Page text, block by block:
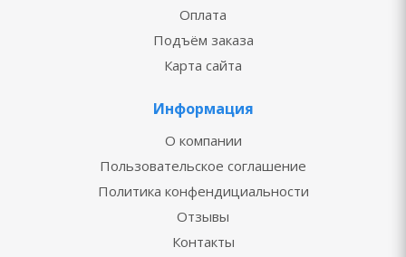
Оплата
Подъём заказа
Карта сайта
Информация
О компании
Пользовательское соглашение
Политика конфендициальности
Отзывы
Контакты